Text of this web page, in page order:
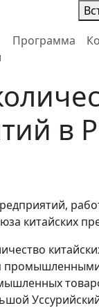
Программа
в
китайских